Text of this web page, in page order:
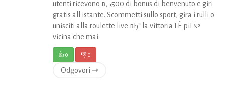
utenti ricevono в‚¬500 di bonus di benvenuto e giri
gratis all'istante. Scommetti sullo sport, gira i rulli o
unisciti alla roulette live вЂ“ la vittoria ГЁ piГ№
vicina che mai.
👍0 👎0
Odgovori ⇾